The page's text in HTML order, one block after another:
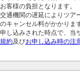
客様の負担となります。
通機関の遅延によりツア
キャンセル料がかかりま
し込みされた時点で、当
約及びお申し込み時の注